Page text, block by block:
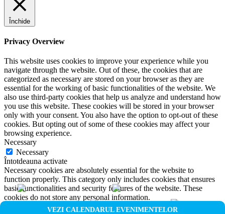
VEZI CALENDARUL EVENIMENTELOR
Închide
Privacy Overview
This website uses cookies to improve your experience while you
navigate through the website. Out of these, the cookies that are
categorized as necessary are stored on your browser as they are
essential for the working of basic functionalities of the website. We
also use third-party cookies that help us analyze and understand how
you use this website. These cookies will be stored in your browser
only with your consent. You also have the option to opt-out of these
cookies. But opting out of some of these cookies may affect your
browsing experience.
Necessary
Necessary
Întotdeauna activate
Necessary cookies are absolutely essential for the website to
function properly. This category only includes cookies that ensures
basic functionalities and security features of the website. These
cookies do not store any personal information.
Non-necessary